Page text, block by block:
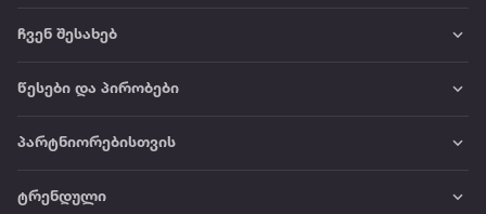
ჩვენ შესახებ
წესები და პირობები
პარტნიორებისთვის
ტრენდული